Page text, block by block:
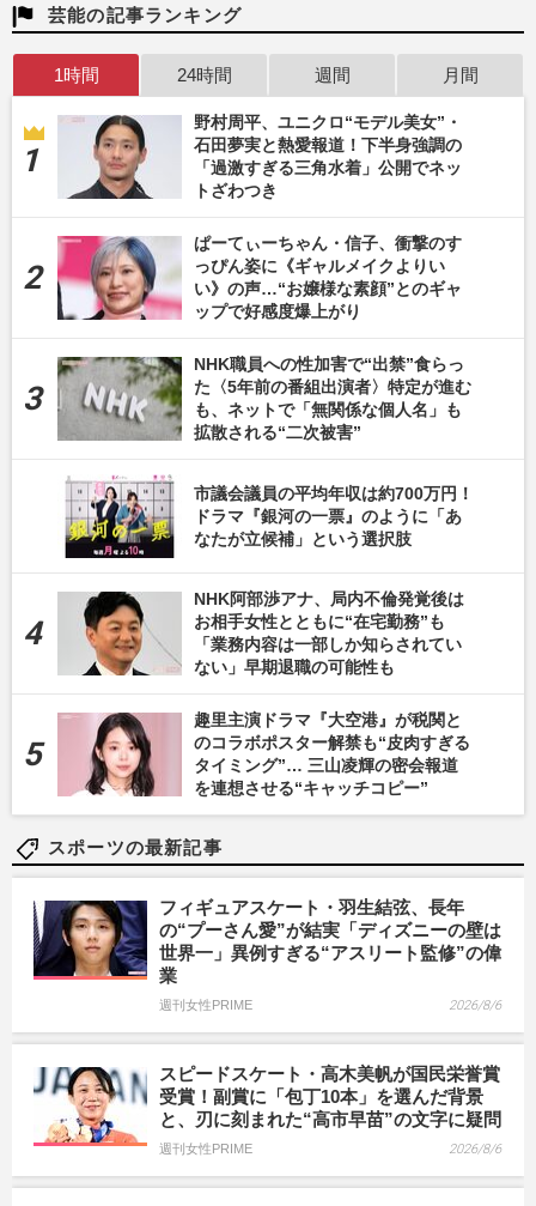
芸能の記事ランキング
1時間 24時間 週間 月間
野村周平、ユニクロ“モデル美女”・
石田夢実と熱愛報道！下半身強調の
「過激すぎる三角水着」公開でネッ
トざわつき
ぱーてぃーちゃん・信子、衝撃のす
っぴん姿に《ギャルメイクよりい
い》の声…“お嬢様な素顔”とのギャ
ップで好感度爆上がり
NHK職員への性加害で“出禁”食らっ
た〈5年前の番組出演者〉特定が進む
も、ネットで「無関係な個人名」も
拡散される“二次被害”
市議会議員の平均年収は約700万円！
ドラマ『銀河の一票』のように「あ
なたが立候補」という選択肢
NHK阿部渉アナ、局内不倫発覚後は
お相手女性とともに“在宅勤務”も
「業務内容は一部しか知らされてい
ない」早期退職の可能性も
趣里主演ドラマ『大空港』が税関と
のコラボポスター解禁も“皮肉すぎる
タイミング”… 三山凌輝の密会報道
を連想させる“キャッチコピー”
スポーツの最新記事
フィギュアスケート・羽生結弦、長年
の“プーさん愛”が結実「ディズニーの壁は
世界一」異例すぎる“アスリート監修”の偉
業
週刊女性PRIME 2026/8/6
スピードスケート・高木美帆が国民栄誉賞
受賞！副賞に「包丁10本」を選んだ背景
と、刃に刻まれた“高市早苗”の文字に疑問
週刊女性PRIME 2026/8/6